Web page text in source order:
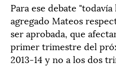
Para ese debate
agregado Mateos
ser aprobada, que
primer trimestre del
2013-14 y no a los dos